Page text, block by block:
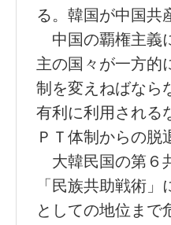
る。韓国が中国共
中国の覇権主義
主の国々が一方的
制を変えねばなら
有利に利用される
ＰＴ体制からの脱
大韓民国の第６
「民族共助戦術
としての地位まで